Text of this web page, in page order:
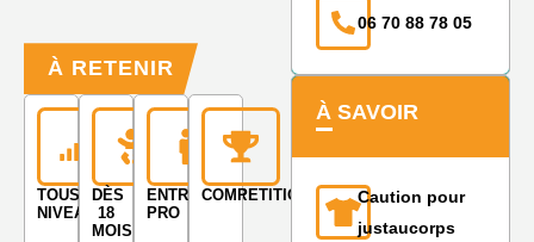
À RETENIR
TOUS
NIVEAUX
DÈS
18
MOIS
ENTRAINEUR
PRO
COMPETITION
06 70 88 78 05
À SAVOIR
Caution pour
justaucorps